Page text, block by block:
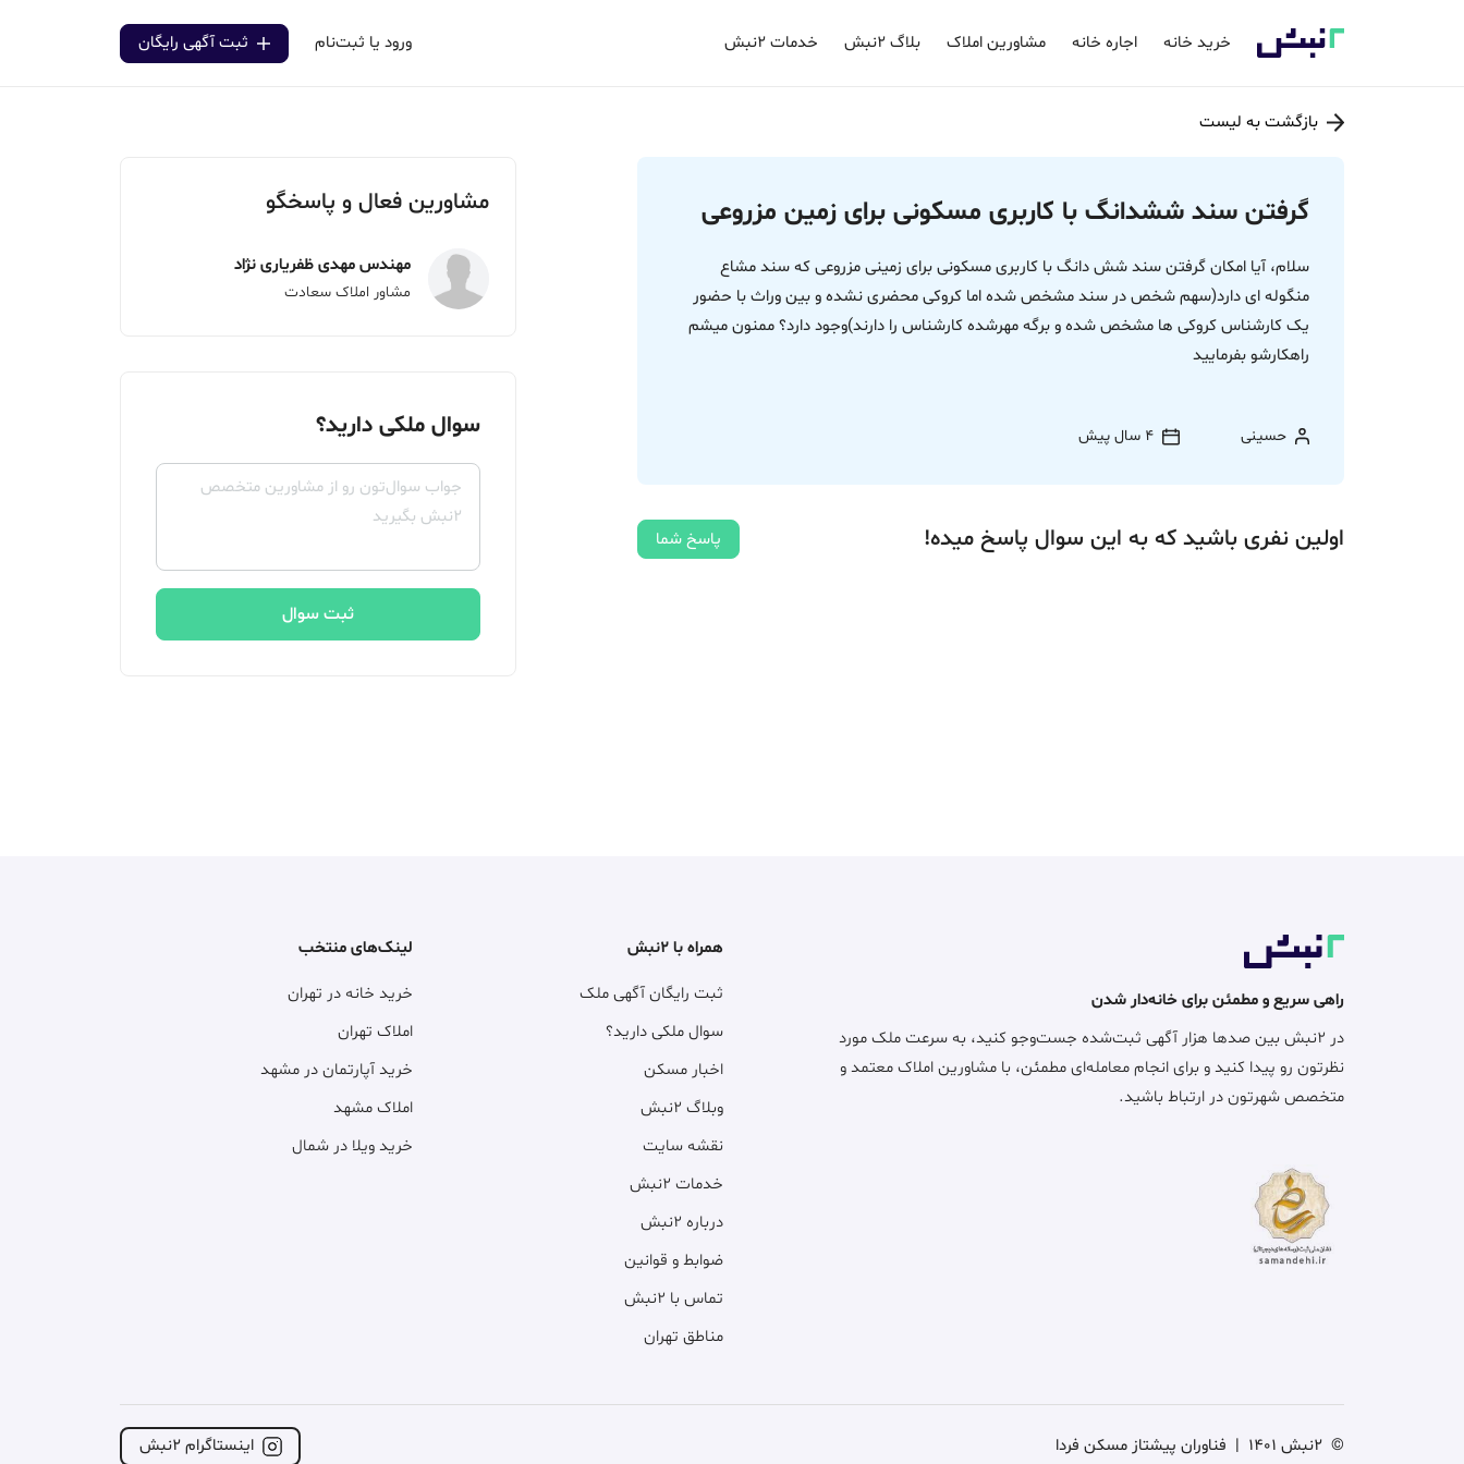
خرید خانه اجاره خانه مشاورین املاک بلاگ ۲نبش خدمات ۲نبش ورود یا ثبت‌نام ثبت آگهی رایگان
بازگشت به لیست
گرفتن سند ششدانگ با کاربری مسکونی برای زمین مزروعی
سلام، آیا امکان گرفتن سند شش دانگ با کاربری مسکونی برای زمینی مزروعی که سند مشاع
منگوله ای دارد(سهم شخص در سند مشخص شده اما کروکی محضری نشده و بین وراث با حضور
یک کارشناس کروکی ها مشخص شده و برگه مهرشده کارشناس را دارند)وجود دارد؟ ممنون میشم
راهکارشو بفرمایید
حسینی 4 سال پیش
اولین نفری باشید که به این سوال پاسخ میده! پاسخ شما
مشاورین فعال و پاسخگو
مهندس مهدی ظفریاری نژاد
مشاور املاک سعادت
سوال ملکی دارید؟
ثبت سوال
راهی سریع و مطمئن برای خانه‌دار شدن
در ۲نبش بین صدها هزار آگهی ثبت‌شده جست‌وجو کنید، به سرعت ملک مورد
نظرتون رو پیدا کنید و برای انجام معامله‌ای مطمئن، با مشاورین املاک معتمد و
متخصص شهرتون در ارتباط باشید.
همراه با ۲نبش
ثبت رایگان آگهی ملک
سوال ملکی دارید؟
اخبار مسکن
وبلاگ ۲نبش
نقشه سایت
خدمات ۲نبش
درباره ۲نبش
ضوابط و قوانین
تماس با ۲نبش
مناطق تهران
لینک‌های منتخب
خرید خانه در تهران
املاک تهران
خرید آپارتمان در مشهد
املاک مشهد
خرید ویلا در شمال
اینستاگرام ۲نبش © 2نبش 1401 | فناوران پیشتاز مسکن فردا